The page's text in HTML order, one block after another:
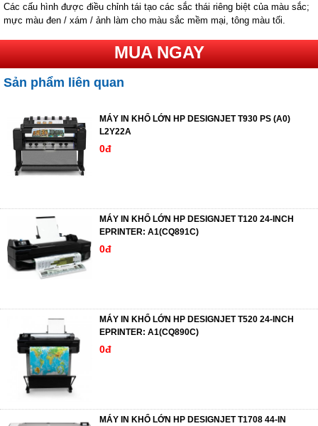
Các cấu hình được điều chỉnh tái tạo các sắc thái riêng biệt của màu sắc;
mực màu đen / xám / ảnh làm cho màu sắc mềm mại, tông màu tối.
MUA NGAY
Sản phẩm liên quan
MÁY IN KHỔ LỚN HP DESIGNJET T930 PS (A0)
L2Y22A
0đ
MÁY IN KHỔ LỚN HP DESIGNJET T120 24-INCH
EPRINTER: A1(CQ891C)
0đ
MÁY IN KHỔ LỚN HP DESIGNJET T520 24-INCH
EPRINTER: A1(CQ890C)
0đ
MÁY IN KHỔ LỚN HP DESIGNJET T1708 44-IN